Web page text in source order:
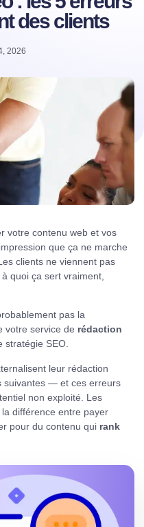
des clients
2026
votre contenu web et vos
que ça ne marche
clients ne viennent pas
quoi ça sert vraiment,
pas la
votre service de rédaction
stratégie SEO.
leur rédaction
suivantes — et ces erreurs
non exploité. Les
différence entre payer
pour du contenu qui rank